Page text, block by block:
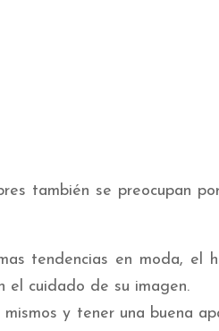
también se preocupan
tendencias en moda, el
el cuidado de su imagen.
y tener una buena